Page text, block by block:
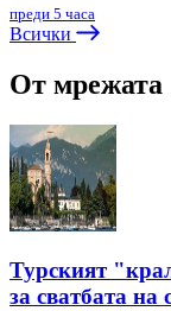
преди 5 часа
Всички
От мрежата
Турският
за сватбата